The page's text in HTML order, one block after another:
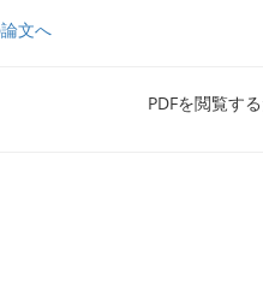
文へ
PDFを閲覧す